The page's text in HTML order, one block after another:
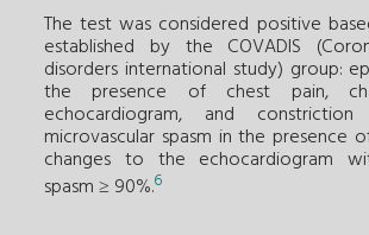
The test was considered positive
established by the COVADIS
disorders international study) group:
the presence of chest pain,
echocardiogram, and
microvascular spasm in the presence
changes to the echocardiogram
spasm ≥ 90%.6